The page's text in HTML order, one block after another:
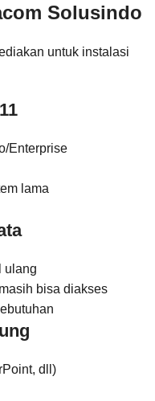
Solusindo
untuk instalasi
Enterprise
lama
ulang
bisa diakses
dll)